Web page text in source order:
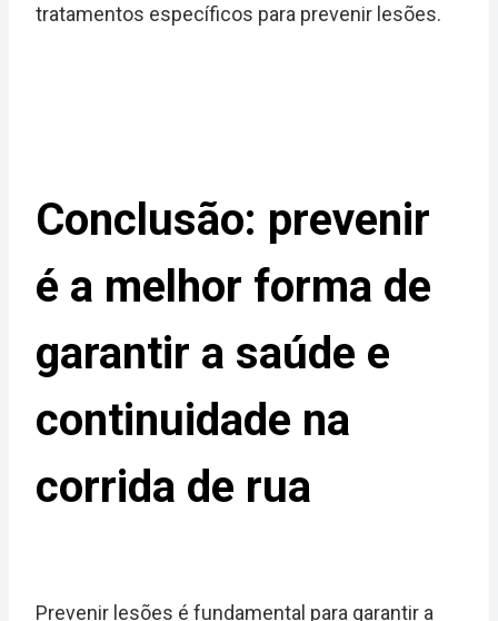
tratamentos específicos para prevenir lesões.
Conclusão: prevenir
é a melhor forma de
garantir a saúde e
continuidade na
corrida de rua
Prevenir lesões é fundamental para garantir a